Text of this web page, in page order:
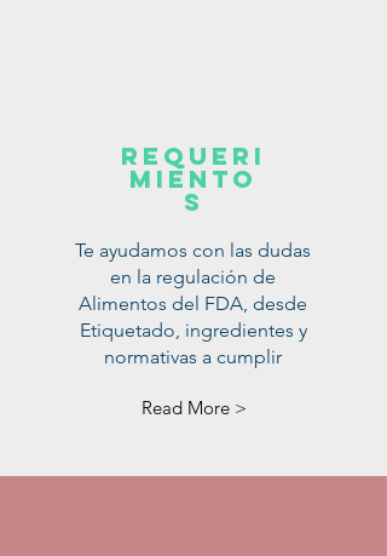
requeri
miento
s
Te ayudamos con las dudas
en la regulación de
Alimentos del FDA, desde
Etiquetado, ingredientes y
normativas a cumplir
Read More >